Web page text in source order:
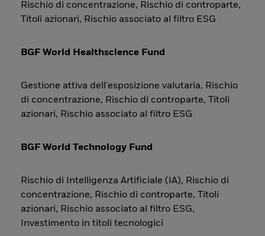
Rischio di concentrazione, Rischio di controparte,
Titoli azionari, Rischio associato al filtro ESG
BGF World Healthscience Fund
Gestione attiva dell'esposizione valutaria, Rischio
di concentrazione, Rischio di controparte, Titoli
azionari, Rischio associato al filtro ESG
BGF World Technology Fund
Rischio di Intelligenza Artificiale (IA), Rischio di
concentrazione, Rischio di controparte, Titoli
azionari, Rischio associato al filtro ESG,
Investimento in titoli tecnologici